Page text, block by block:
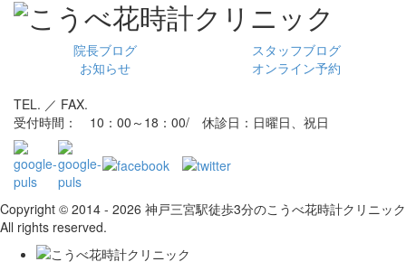
院長ブログ
スタッフブログ
お知らせ
オンライン予約
TEL. ／ FAX.
受付時間： 10：00～18：00/ 休診日：日曜日、祝日
Copyright © 2014 - 2026 神戸三宮駅徒歩3分のこうべ花時計クリニック
All rights reserved.